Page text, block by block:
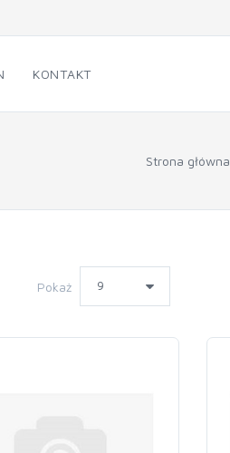
KONTAKT
Strona główna
Pokaż